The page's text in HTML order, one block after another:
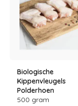
Biologische
Kippenvleugels
Polderhoen
500 gram